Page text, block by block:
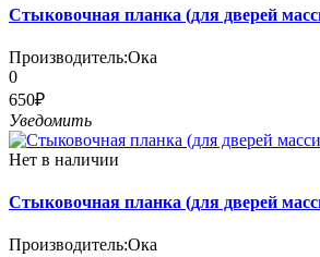
Стыковочная планка (для дверей
Производитель:Ока
0
650₽
Уведомить
Нет в наличии
Стыковочная планка (для дверей
Производитель:Ока